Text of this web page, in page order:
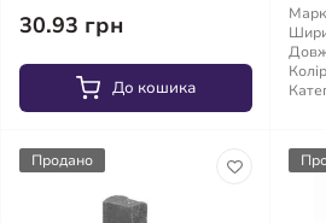
30.93 грн
До кошика
Продано